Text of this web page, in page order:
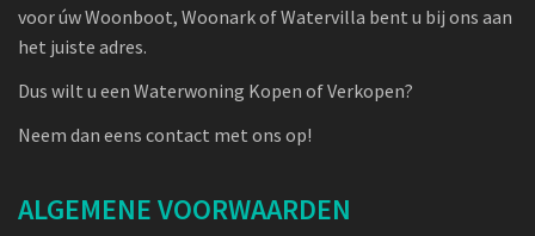
voor úw Woonboot, Woonark of Watervilla bent u bij ons aan
het juiste adres.
Dus wilt u een Waterwoning Kopen of Verkopen?
Neem dan eens contact met ons op!
ALGEMENE VOORWAARDEN